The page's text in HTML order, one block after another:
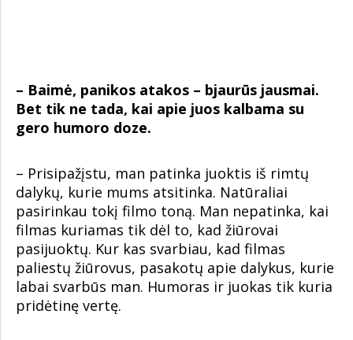
– Baimė, panikos atakos – bjaurūs jausmai.
Bet tik ne tada, kai apie juos kalbama su
gero humoro doze.
– Prisipažįstu, man patinka juoktis iš rimtų
dalykų, kurie mums atsitinka. Natūraliai
pasirinkau tokį filmo toną. Man nepatinka, kai
filmas kuriamas tik dėl to, kad žiūrovai
pasijuoktų. Kur kas svarbiau, kad filmas
paliestų žiūrovus, pasakotų apie dalykus, kurie
labai svarbūs man. Humoras ir juokas tik kuria
pridėtinę vertę.